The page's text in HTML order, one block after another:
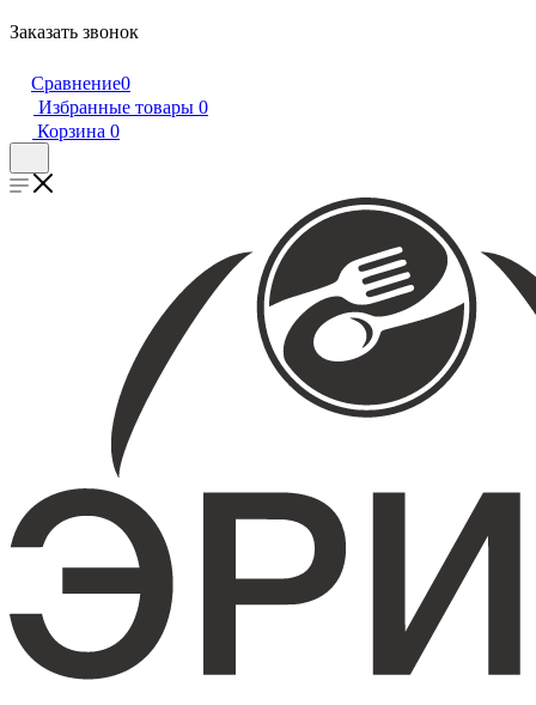
Заказать звонок
Сравнение0
Избранные товары 0
Корзина 0